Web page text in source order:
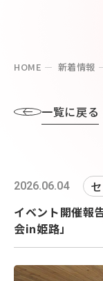
HOME 新着情報
一覧に戻る
2026.06.04
イベント開催報
会in姫路」